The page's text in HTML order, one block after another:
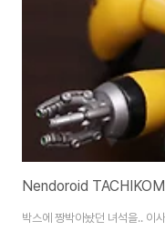
Nendoroid
박스에 짱박아놨던 녀석을.. 이